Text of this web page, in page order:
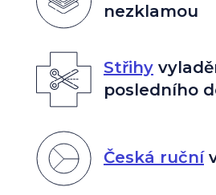
nezklamou
Střihy
posledního
Česká ruční